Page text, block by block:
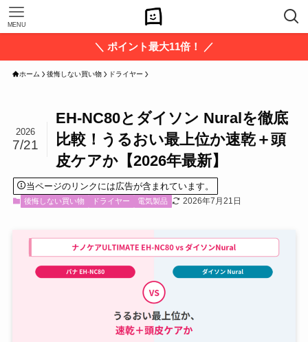
MENU
＼ ポイント最大11倍！ ／
ホーム 後悔しない買い物 ドライヤー
EH-NC80とダイソン Nuralを徹底
比較！うるおい最上位か速乾＋頭
皮ケアか【2026年最新】
2026
7/21
当ページのリンクには広告が含まれています。
後悔しない買い物 ドライヤー 電気製品 2026年7月21日